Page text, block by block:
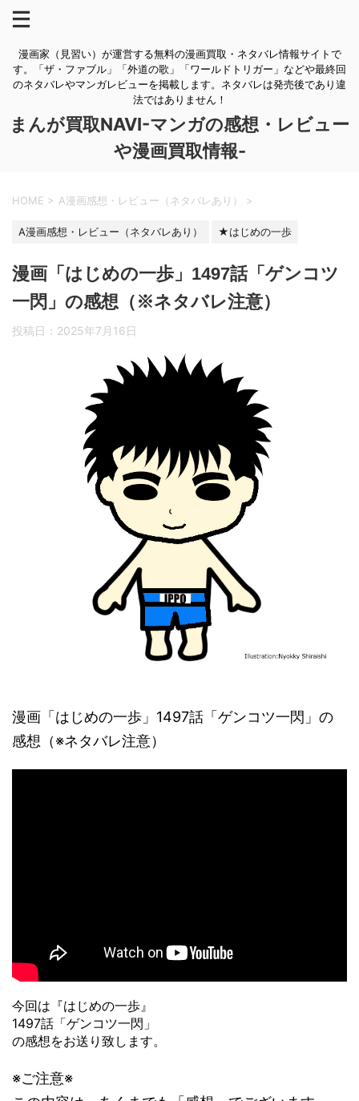
漫画家（見習い）が運営する無料の漫画買取・ネタバレ情報サイトで
す。「ザ・ファブル」「外道の歌」「ワールドトリガー」などや最終回
のネタバレやマンガレビューを掲載します。ネタバレは発売後であり違
法ではありません！
まんが買取NAVI-マンガの感想・レビュー
や漫画買取情報-
HOME > A漫画感想・レビュー（ネタバレあり） >
A漫画感想・レビュー（ネタバレあり） ★はじめの一歩
漫画「はじめの一歩」1497話「ゲンコツ
一閃」の感想（※ネタバレ注意）
投稿日： 2025年7月16日
漫画「はじめの一歩」1497話「ゲンコツ一閃」の
感想（※ネタバレ注意）
今回は『はじめの一歩』
1497話「ゲンコツ一閃」
の感想をお送り致します。
※ご注意※